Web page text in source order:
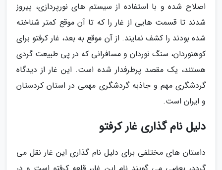
اصلاح شده و با استفاده از سیستم های نورپردازی، پیروز
شدند تا قسمت هایی از غار را که تا آن موقع کمتر شناخته
شده بودند را کشف نمایند. از آن موقع به بعد، غار کرفتو برای
کوهنوردان، سنگ نوردان و مسافرانی که در پی طبیعت گردی
هستند، یک مقصد پرطرفدار شده است. این غار از دیدگاه
گردشگری مهم و جاذبه گردشگری مهمی در استان کردستان
و ایران است.
دلیل نام گذاری غار کرفتو
داستان های مختلفی برای دلیل نام گذاری این غار نقل می